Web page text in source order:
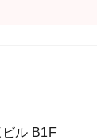
ル B1F